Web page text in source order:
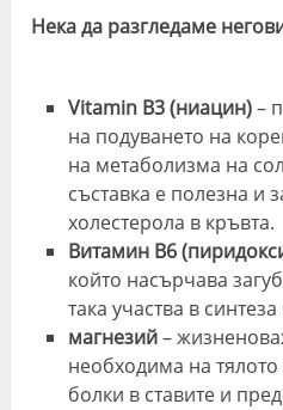
Нека да разгледаме
Vitamin B3 (ниацин)–
на подуването на
на метаболизма на
съставка е полезна и
холестерола в кръвта.
Витамин В6
който насърчава
така участва в
магнезий–
необходима на
болки в ставите и